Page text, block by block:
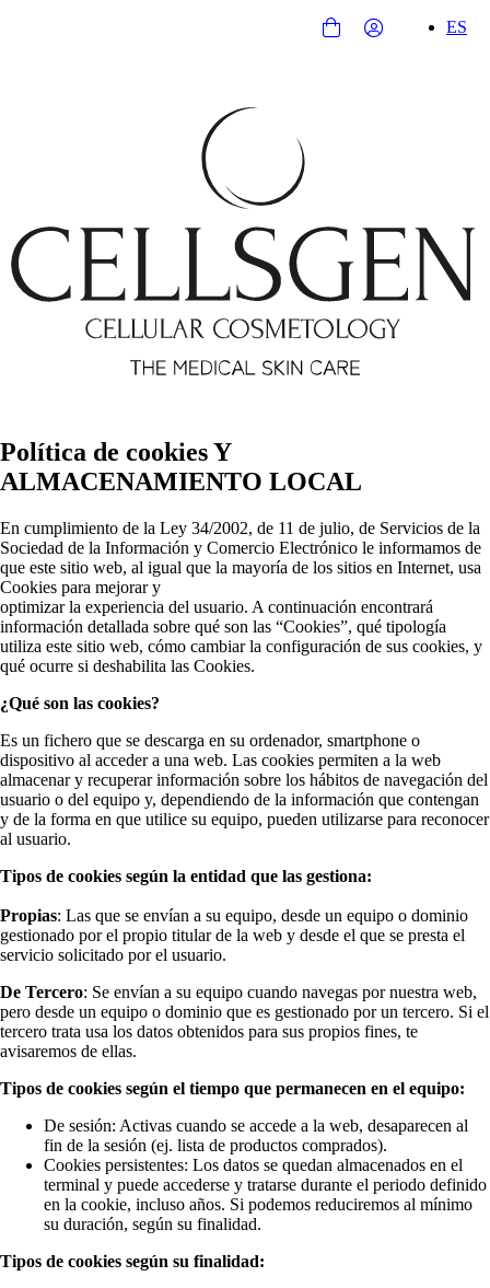
ES
Política de cookies Y
ALMACENAMIENTO LOCAL
En cumplimiento de la Ley 34/2002, de 11 de julio, de Servicios de la
Sociedad de la Información y Comercio Electrónico le informamos de
que este sitio web, al igual que la mayoría de los sitios en Internet, usa
Cookies para mejorar y
optimizar la experiencia del usuario. A continuación encontrará
información detallada sobre qué son las “Cookies”, qué tipología
utiliza este sitio web, cómo cambiar la configuración de sus cookies, y
qué ocurre si deshabilita las Cookies.
¿Qué son las cookies?
Es un fichero que se descarga en su ordenador, smartphone o
dispositivo al acceder a una web. Las cookies permiten a la web
almacenar y recuperar información sobre los hábitos de navegación del
usuario o del equipo y, dependiendo de la información que contengan
y de la forma en que utilice su equipo, pueden utilizarse para reconocer
al usuario.
Tipos de cookies según la entidad que las gestiona:
Propias: Las que se envían a su equipo, desde un equipo o dominio
gestionado por el propio titular de la web y desde el que se presta el
servicio solicitado por el usuario.
De Tercero: Se envían a su equipo cuando navegas por nuestra web,
pero desde un equipo o dominio que es gestionado por un tercero. Si el
tercero trata usa los datos obtenidos para sus propios fines, te
avisaremos de ellas.
Tipos de cookies según el tiempo que permanecen en el equipo:
De sesión: Activas cuando se accede a la web, desaparecen al
fin de la sesión (ej. lista de productos comprados).
Cookies persistentes: Los datos se quedan almacenados en el
terminal y puede accederse y tratarse durante el periodo definido
en la cookie, incluso años. Si podemos reduciremos al mínimo
su duración, según su finalidad.
Tipos de cookies según su finalidad: